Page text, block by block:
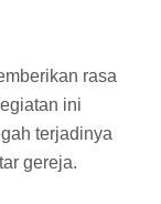
rasa
ini
terjadinya
gereja.